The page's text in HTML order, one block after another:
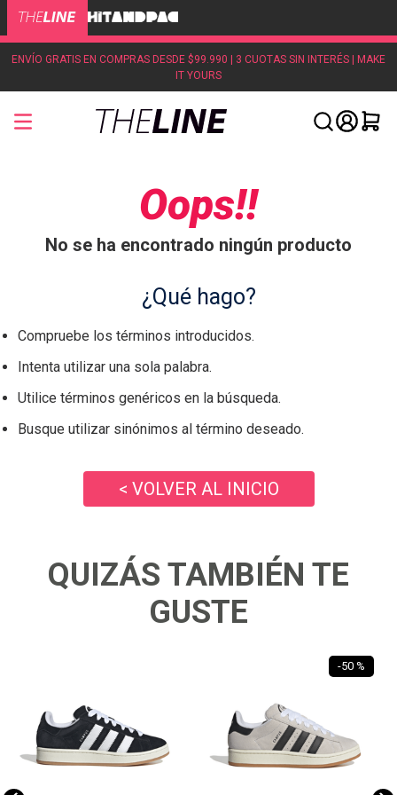
ENVÍO GRATIS EN COMPRAS DESDE $99.990 | 3 CUOTAS SIN INTERÉS | MAKE
IT YOURS
Oops!!
No se ha encontrado ningún producto
¿Qué hago?
Compruebe los términos introducidos.
Intenta utilizar una sola palabra.
Utilice términos genéricos en la búsqueda.
Busque utilizar sinónimos al término deseado.
< VOLVER AL INICIO
QUIZÁS TAMBIÉN TE
GUSTE
-50 %